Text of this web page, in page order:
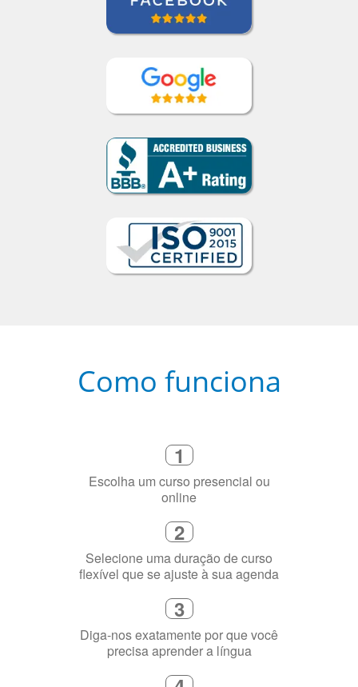
1
Escolha um curso presencial ou
online
2
Selecione uma duração de curso
flexível que se ajuste à sua agenda
3
Diga-nos exatamente por que você